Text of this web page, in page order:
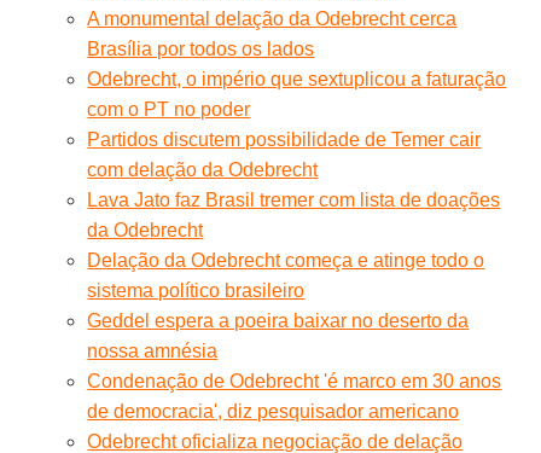
A monumental delação da Odebrecht cerca
Brasília por todos os lados
Odebrecht, o império que sextuplicou a faturação
com o PT no poder
Partidos discutem possibilidade de Temer cair
com delação da Odebrecht
Lava Jato faz Brasil tremer com lista de doações
da Odebrecht
Delação da Odebrecht começa e atinge todo o
sistema político brasileiro
Geddel espera a poeira baixar no deserto da
nossa amnésia
Condenação de Odebrecht 'é marco em 30 anos
de democracia', diz pesquisador americano
Odebrecht oficializa negociação de delação